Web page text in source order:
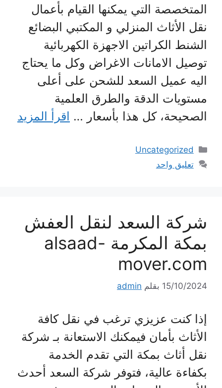
المتخصصة التي يمكنها القيام بأعمال
نقل الأثاث المنزلي و المكتبي البضائع
الشنط الكراتين الاجهزة الكهربائية
توصيل الامانات الاغراض وكل ما يحتاج
اليه عميل السعد للشحن على أعلى
مستويات الدقة والطرق العلمية
الصحيحة، كل هذا بأسعار … اقرأ المزيد
التصنيفات
Uncategorized
تعليق واحد
شركة السعد لنقل العفش
بمكة المكرمة alsaad-
mover.com
15/10/2024 بقلم admin
إذا كنت عزيزي ترغب في نقل كافة
الأثاث بأمان فيمكنك الاستعانة بـ شركة
نقل أثاث بمكة التي تقدم الخدمة
بكفاءة عالية، فتوفر شركة السعد أحدث